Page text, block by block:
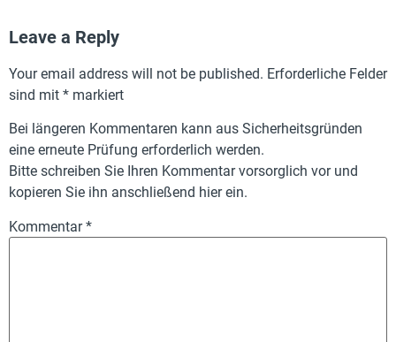
Leave a Reply
Your email address will not be published. Erforderliche Felder
sind mit * markiert
Bei längeren Kommentaren kann aus Sicherheitsgründen
eine erneute Prüfung erforderlich werden.
Bitte schreiben Sie Ihren Kommentar vorsorglich vor und
kopieren Sie ihn anschließend hier ein.
Kommentar*